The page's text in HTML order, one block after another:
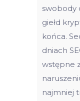
swobody
giełd
końca.
dniach
wstępne
najmniej